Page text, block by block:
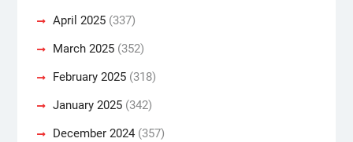
April 2025(337)
March 2025(352)
February 2025(318)
January 2025(342)
December 2024(357)